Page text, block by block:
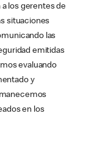
los gerentes de
situaciones
las
emitidas
evaluando
y
en los